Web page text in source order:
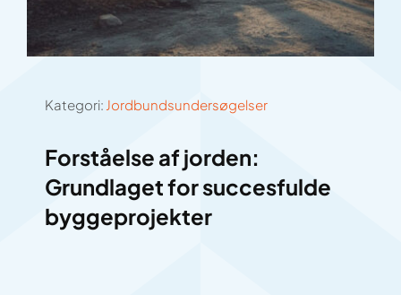
Kategori: Jordbundsundersøgelser
Forståelse af jorden:
Grundlaget for succesfulde
byggeprojekter